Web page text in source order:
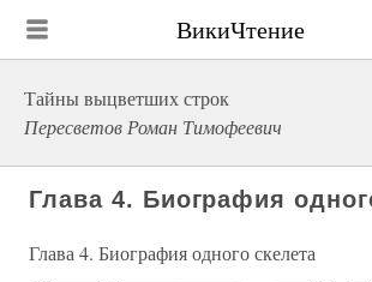
ВикиЧтение
Тайны выцветших строк
Пересветов Роман Тимофеевич
Глава 4. Биография
Глава 4. Биография одного скелета